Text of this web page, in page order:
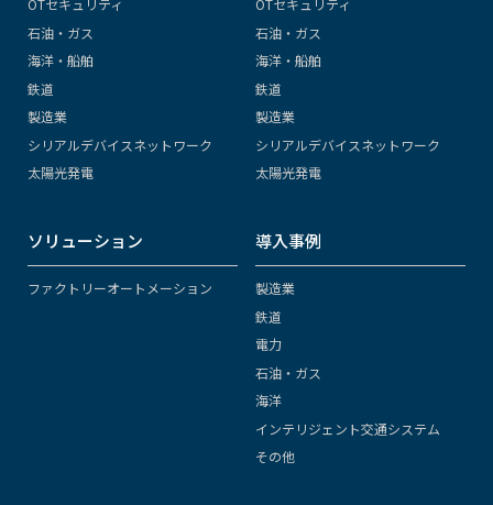
OTセキュリティ
石油・ガス
海洋・船舶
鉄道
製造業
シリアルデバイスネットワーク
太陽光発電
OTセキュリティ
石油・ガス
海洋・船舶
鉄道
製造業
シリアルデバイスネットワーク
太陽光発電
ソリューション
ファクトリーオートメーション
導入事例
製造業
鉄道
電力
石油・ガス
海洋
インテリジェント交通システム
その他